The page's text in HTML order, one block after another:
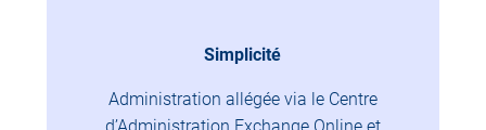
Simplicité
Administration allégée via le Centre